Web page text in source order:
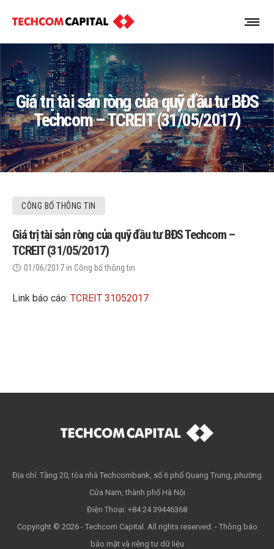
Giá trị tài sản ròng của quỹ đầu tư BĐS
Techcom – TCREIT (31/05/2017)
CÔNG BỐ THÔNG TIN
Giá trị tài sản ròng của quỹ đầu tư BĐS Techcom –
TCREIT (31/05/2017)
01/06/2017in Công bố thông tin
Link báo cáo: TCREIT 31052017
Địa chỉ: Tầng 20, tòa nhà Techcombank, số 6 phố Quang Trung, phường
Cửa Nam, thành phố Hà Nội
Điện Thoại: +84 24 39446368
Copyright © 2026 - Techcom Capital. All rights reserved. - Thông báo
bảo mật và riêng tư dữ liệu